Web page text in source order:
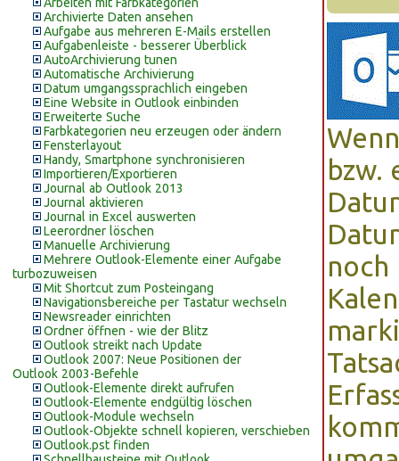
Archivierte Daten ansehen
Aufgabe aus mehreren E-Mails erstellen
Aufgabenleiste - besserer Überblick
AutoArchivierung tunen
Automatische Archivierung
Datum umgangssprachlich eingeben
Eine Website in Outlook einbinden
Erweiterte Suche
Farbkategorien neu erzeugen oder ändern
Fensterlayout
Handy, Smartphone synchronisieren
Importieren/Exportieren
Journal ab Outlook 2013
Journal aktivieren
Journal in Excel auswerten
Leerordner löschen
Manuelle Archivierung
Mehrere Outlook-Elemente einer Aufgabe
turbozuweisen
Mit Shortcut zum Posteingang
Navigationsbereiche per Tastatur wechseln
Newsreader einrichten
Ordner öffnen - wie der Blitz
Outlook streikt nach Update
Outlook 2007: Neue Positionen der
Outlook 2003-Befehle
Outlook-Elemente direkt aufrufen
Outlook-Elemente endgültig löschen
Outlook-Module wechseln
Outlook-Objekte schnell kopieren, verschieben
Outlook.pst finden
bzw.
noch